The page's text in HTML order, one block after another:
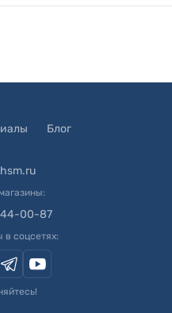
Блог
00-87
в соцсетях: